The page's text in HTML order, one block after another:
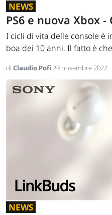
NEWS
PS6 e nuova Xbox
I cicli di vita delle console è
boa dei 10 anni. Il fatto è
di Claudio Pofi 29 novembre 2022
NEWS